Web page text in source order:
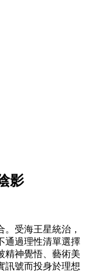
影
受海王星統治，
通過理性清單選擇
精神覺悟、藝術美
訊號而投身於理想